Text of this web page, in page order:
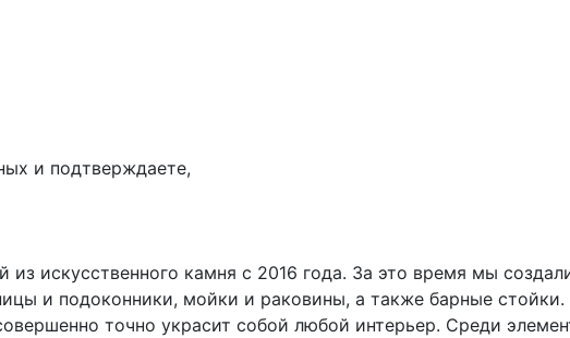
и подтверждаете,
искусственного камня с 2016 года. За это время мы
и подоконники, мойки и раковины, а также барные
точно украсит собой любой интерьер. Среди